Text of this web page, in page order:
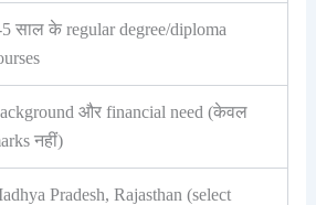
5 साल के regular degree/diploma
और financial need (केवल
नहीं)
Pradesh, Rajasthan (select